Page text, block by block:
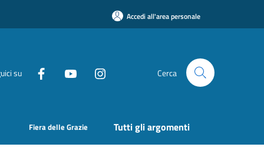
Accedi all'area personale
su Cerca
Fiera delle Grazie Tutti gli argomenti